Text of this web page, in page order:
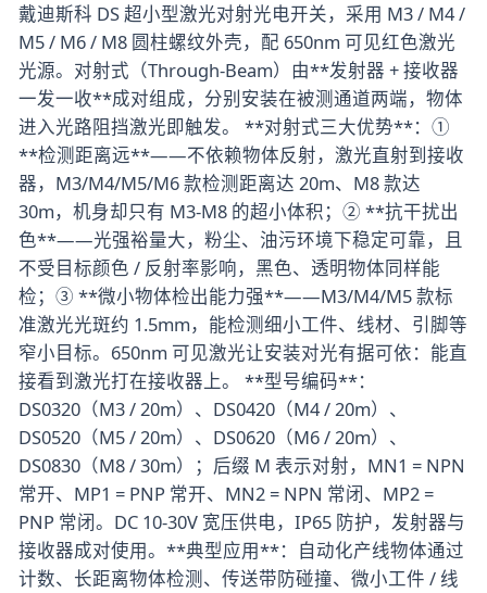
戴迪斯科 DS 超小型激光对射光电开关，采用 M3 / M4 /
M5 / M6 / M8 圆柱螺纹外壳，配 650nm 可见红色激光
光源。对射式（Through-Beam）由**发射器 + 接收器
一发一收**成对组成，分别安装在被测通道两端，物体
进入光路阻挡激光即触发。 **对射式三大优势**：①
**检测距离远**——不依赖物体反射，激光直射到接收
器，M3/M4/M5/M6 款检测距离达 20m、M8 款达
30m，机身却只有 M3-M8 的超小体积；② **抗干扰出
色**——光强裕量大，粉尘、油污环境下稳定可靠，且
不受目标颜色 / 反射率影响，黑色、透明物体同样能
检；③ **微小物体检出能力强**——M3/M4/M5 款标
准激光光斑约 1.5mm，能检测细小工件、线材、引脚等
窄小目标。650nm 可见激光让安装对光有据可依：能直
接看到激光打在接收器上。 **型号编码**：
DS0320（M3 / 20m）、DS0420（M4 / 20m）、
DS0520（M5 / 20m）、DS0620（M6 / 20m）、
DS0830（M8 / 30m）；后缀 M 表示对射，MN1 = NPN
常开、MP1 = PNP 常开、MN2 = NPN 常闭、MP2 =
PNP 常闭。DC 10-30V 宽压供电，IP65 防护，发射器与
接收器成对使用。**典型应用**：自动化产线物体通过
计数、长距离物体检测、传送带防碰撞、微小工件 / 线